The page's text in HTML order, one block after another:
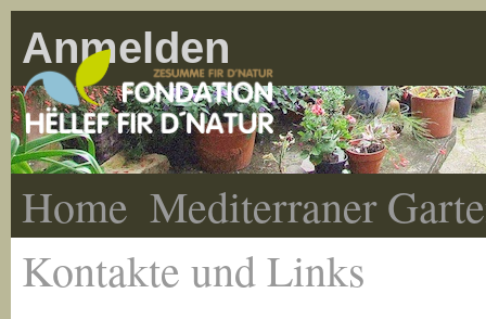
Anmelden
Home Mediterraner
Kontakte und Links